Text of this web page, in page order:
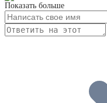
Показать больше